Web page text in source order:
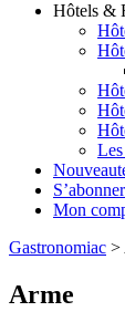
Hôtels &
S’abonner
Mon
Gastronomiac >
Arme